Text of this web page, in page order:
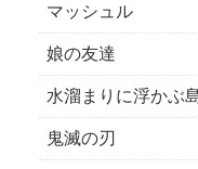
マッシュル
娘の友達
水溜まりに浮かぶ
鬼滅の刃